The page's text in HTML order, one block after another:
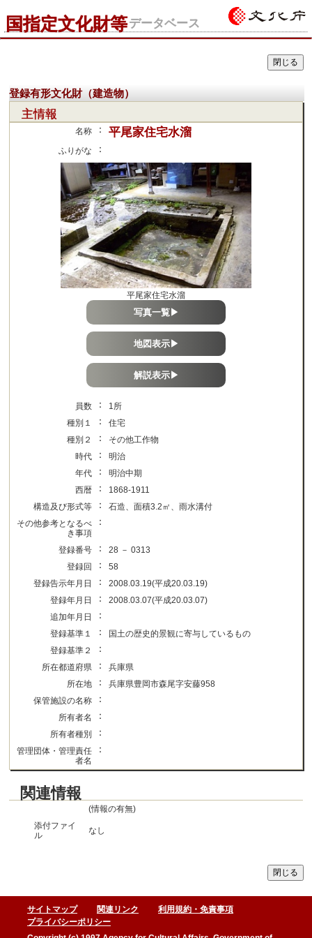
国指定文化財等データベース
登録有形文化財（建造物）
主情報
名称 ： 平尾家住宅水溜
ふりがな ：
平尾家住宅水溜
写真一覧▶
地図表示▶
解説表示▶
員数 ：
1所
種別１
：
住宅
種別２
：
その他工作物
時代
：
明治
年代
：
明治中期
西暦
：
1868-1911
構造及び形式等
：
石造、面積3.2㎡、雨水溝付
その他参考となるべ
き事項
：
登録番号 ：
28 － 0313
登録回
：
58
登録告示年月日
：
2008.03.19(平成20.03.19)
登録年月日
：
2008.03.07(平成20.03.07)
追加年月日
：
登録基準１ ：
国土の歴史的景観に寄与しているもの
登録基準２
：
所在都道府県 ：
兵庫県
所在地
：
兵庫県豊岡市森尾字安藤958
保管施設の名称
：
所有者名 ：
所有者種別 ：
管理団体・管理責任
者名
：
関連情報
(情報の有無)
添付ファイ
ル
なし
サイトマップ 関連リンク
利用規約・免責事項
プライバシーポリシー